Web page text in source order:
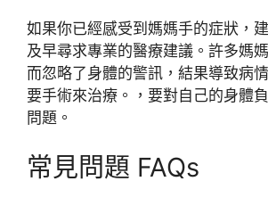
如果你已經感受到媽媽手的症狀，
及早尋求專業的醫療建議。許多媽
而忽略了身體的警訊，結果導致病
要手術來治療。，要對自己的身體
問題。
常見問題 FAQs